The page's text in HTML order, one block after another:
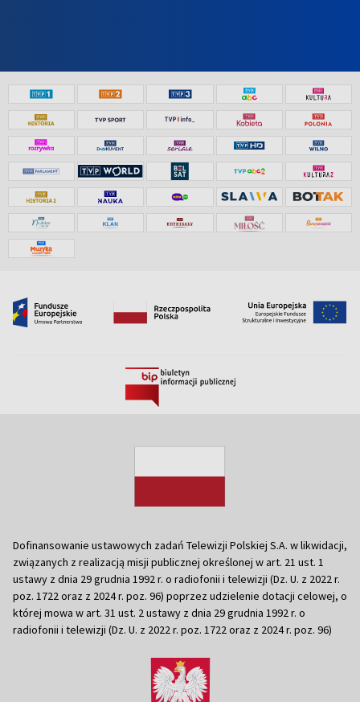
Dofinansowanie ustawowych zadań Telewizji Polskiej S.A. w likwidacji,
związanych z realizacją misji publicznej określonej w art. 21 ust. 1
ustawy z dnia 29 grudnia 1992 r. o radiofonii i telewizji (Dz. U. z 2022 r.
poz. 1722 oraz z 2024 r. poz. 96) poprzez udzielenie dotacji celowej, o
której mowa w art. 31 ust. 2 ustawy z dnia 29 grudnia 1992 r. o
radiofonii i telewizji (Dz. U. z 2022 r. poz. 1722 oraz z 2024 r. poz. 96)